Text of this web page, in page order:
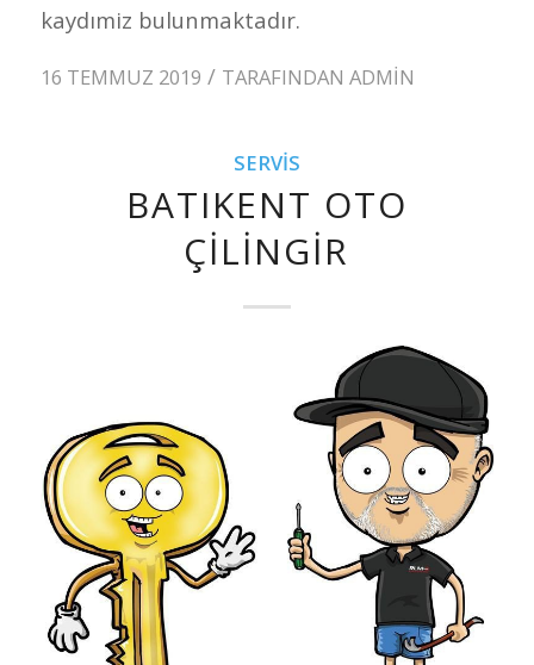
kaydımiz bulunmaktadır.
16 TEMMUZ 2019 / TARAFINDAN ADMIN
SERVIS
BATIKENT OTO
ÇILINGIR